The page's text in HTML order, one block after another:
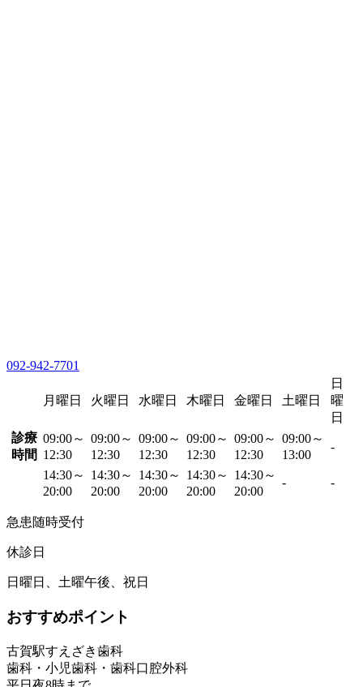
092-942-7701
月曜日 火曜日 水曜日 木曜日 金曜日 土曜日
日
曜
日
診療
時間
09:00～
12:30
09:00～
12:30
09:00～
12:30
09:00～
12:30
09:00～
12:30
09:00～
13:00
-
14:30～
20:00
14:30～
20:00
14:30～
20:00
14:30～
20:00
14:30～
20:00
- -
急患随時受付
休診日
日曜日、土曜午後、祝日
おすすめポイント
古賀駅すえざき歯科
歯科・小児歯科・歯科口腔外科